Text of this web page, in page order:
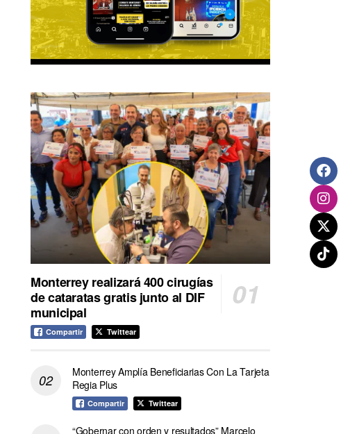
Monterrey realizará 400 cirugías
de cataratas gratis junto al DIF
municipal
Compartir Twittear
Monterrey Amplía Beneficiarias Con La Tarjeta
Regia Plus
Compartir Twittear
“Gobernar con orden y resultados” Marcelo